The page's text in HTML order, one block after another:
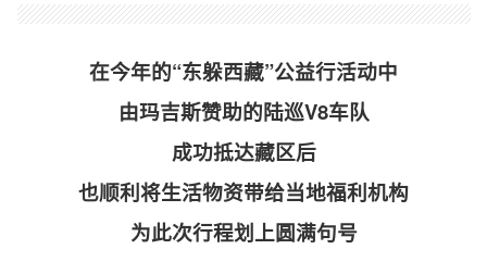
在今年的“东躲西藏”公益行活动中
由玛吉斯赞助的陆巡V8车队
成功抵达藏区后
也顺利将生活物资带给当地福利机构
为此次行程划上圆满句号